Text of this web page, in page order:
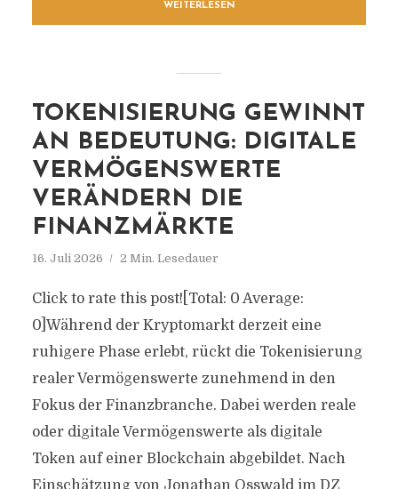
WEITERLESEN
TOKENISIERUNG GEWINNT
AN BEDEUTUNG: DIGITALE
VERMÖGENSWERTE
VERÄNDERN DIE
FINANZMÄRKTE
16. Juli 2026 2 Min. Lesedauer
Click to rate this post![Total: 0 Average:
0]Während der Kryptomarkt derzeit eine
ruhigere Phase erlebt, rückt die Tokenisierung
realer Vermögenswerte zunehmend in den
Fokus der Finanzbranche. Dabei werden reale
oder digitale Vermögenswerte als digitale
Token auf einer Blockchain abgebildet. Nach
Einschätzung von Jonathan Osswald im DZ